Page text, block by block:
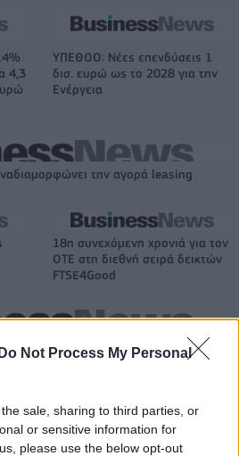
Do Not Process My Personal
sale, sharing to third parties, or
or sensitive information for
please use the below opt-out
4,3
ΥΠΕΘΟΟ: Νέες επενδύσεις 1
δισ. ευρώ ως το 2028 για την
Ενέργεια
την αγορά leasing
18η συνεχόμενη χρονιά για τον
ΟΤΕ στη διεθνή σειρά δεικτών
FTSE4Good
Αρχαίο Θέατρο Επιδαύρου άνοιξε τις
μετατρέπει τη
πράξη